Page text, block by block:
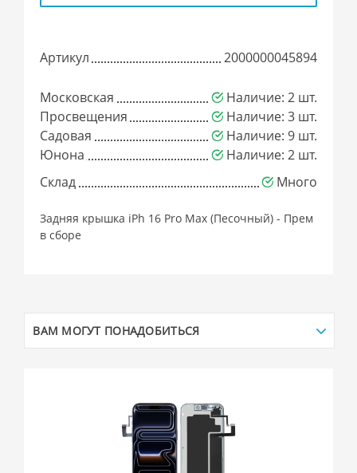
Артикул 2000000045894
Московская
Наличие: 2 шт.
Просвещения
Наличие: 3 шт.
Садовая
Наличие: 9 шт.
Юнона
Наличие: 2 шт.
Склад
Много
Задняя крышка iPh 16 Pro Max (Песочный) - Прем
в сборе
ВАМ МОГУТ ПОНАДОБИТЬСЯ